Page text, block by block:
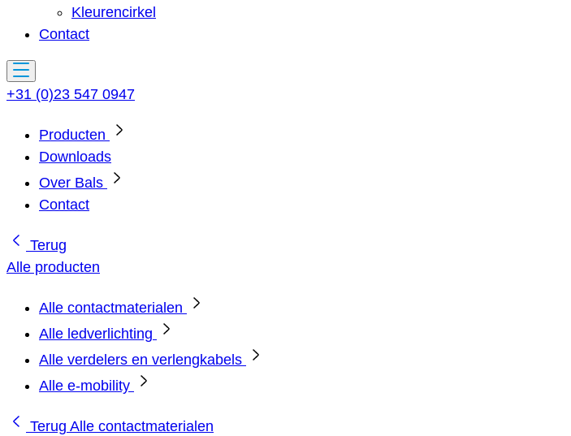
Kleurencirkel
Contact
+31 (0)23 547 0947
Producten
Downloads
Over Bals
Contact
Terug
Alle producten
Alle contactmaterialen
Alle ledverlichting
Alle verdelers en verlengkabels
Alle e-mobility
Terug Alle contactmaterialen